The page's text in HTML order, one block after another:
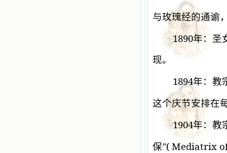
与玫瑰经的通谕
1890年：圣
现。
1894年：教
这个庆节安排在
1904年：教
保”( Mediatrix